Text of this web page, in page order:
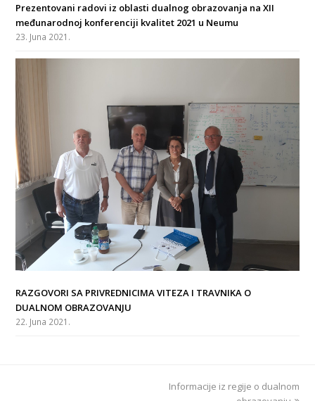
Prezentovani radovi iz oblasti dualnog obrazovanja na XII
međunarodnoj konferenciji kvalitet 2021 u Neumu
23. Juna 2021.
RAZGOVORI SA PRIVREDNICIMA VITEZA I TRAVNIKA O
DUALNOM OBRAZOVANJU
22. Juna 2021.
next
Informacije iz regije o dualnom